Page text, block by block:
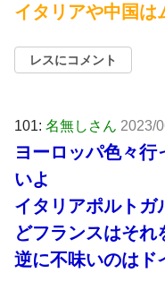
イタリアや中国は
レスにコメント
101: 名無しさん 2023/
ヨーロッパ色々
いよ
イタリアポルトガ
どフランスはそれ
逆に不味いのはド